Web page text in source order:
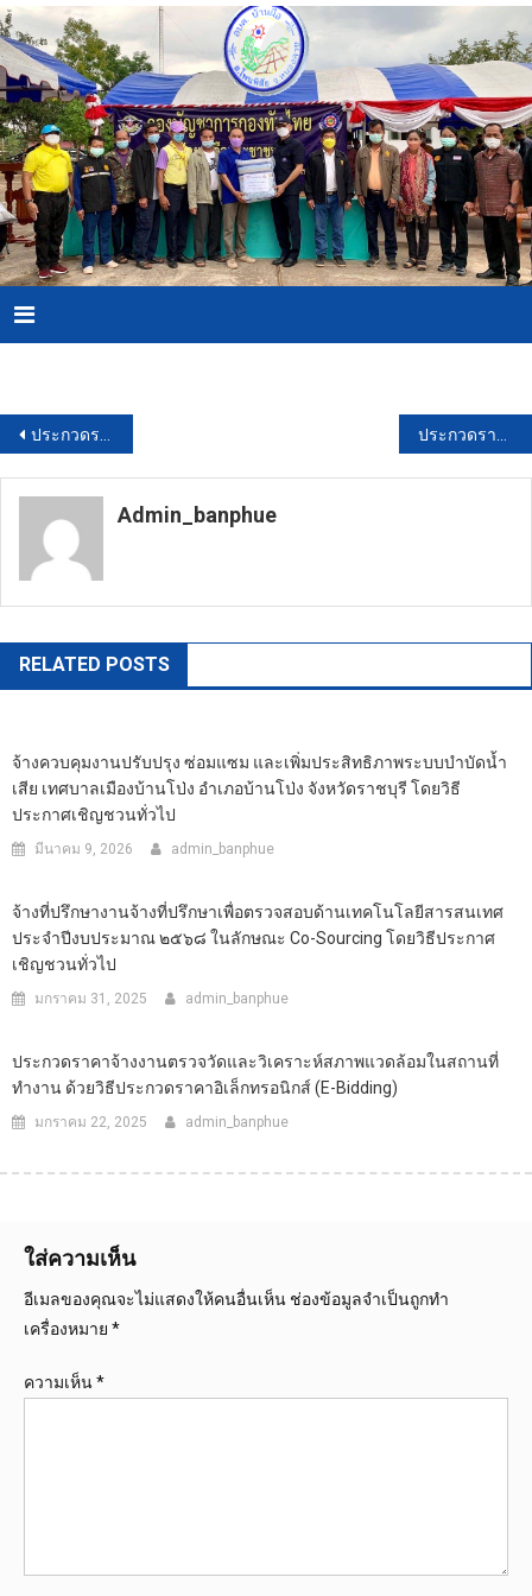
Skip
to
content
Menu
แนะแนว
เรื่อง
ประกวดราคาจ้างจัดโครงการส่งเสริมกีฬาฟุตบอลเยาวชนชายแดนใต้ต้านภัยยาเสพติด Southern Border Pro 2024 ด้วยวิธีประกวดราคาอิเล็กทรอนิกส์ (e-bidding)
Admin_banphue
RELATED POSTS
จ้างควบคุมงานปรับปรุง ซ่อมแซม และเพิ่มประสิทธิภาพระบบบำบัดน้ำ
เสีย เทศบาลเมืองบ้านโป่ง อำเภอบ้านโป่ง จังหวัดราชบุรี โดยวิธี
ประกาศเชิญชวนทั่วไป
มีนาคม 9, 2026 admin_banphue
จ้างที่ปรึกษางานจ้างที่ปรึกษาเพื่อตรวจสอบด้านเทคโนโลยีสารสนเทศ
ประจำปีงบประมาณ ๒๕๖๘ ในลักษณะ Co-Sourcing โดยวิธีประกาศ
เชิญชวนทั่วไป
มกราคม 31, 2025 admin_banphue
ประกวดราคาจ้างงานตรวจวัดและวิเคราะห์สภาพแวดล้อมในสถานที่
ทำงาน ด้วยวิธีประกวดราคาอิเล็กทรอนิกส์ (e-Bidding)
มกราคม 22, 2025 admin_banphue
ใส่ความเห็น
อีเมลของคุณจะไม่แสดงให้คนอื่นเห็น ช่องข้อมูลจำเป็นถูกทำ
เครื่องหมาย *
ความเห็น*